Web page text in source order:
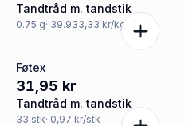
Tandtråd m. tandstik
0.75 g· 39.933,33 kr/kg
Føtex
31,95 kr
Tandtråd m. tandstik
33 stk· 0,97 kr/stk